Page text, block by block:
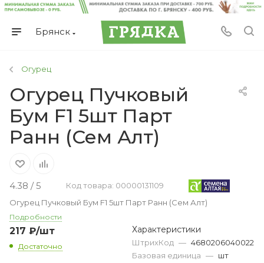
Брянск
Огурец
Огурец Пучковый
Бум F1 5шт Парт
Ранн (Сем Алт)
4.38 / 5
Код товара: 00000131109
Огурец Пучковый Бум F1 5шт Парт Ранн (Сем Алт)
Подробности
217 ₽/шт
Достаточно
Характеристики
ШтрихКод — 4680206040022
Базовая единица — шт